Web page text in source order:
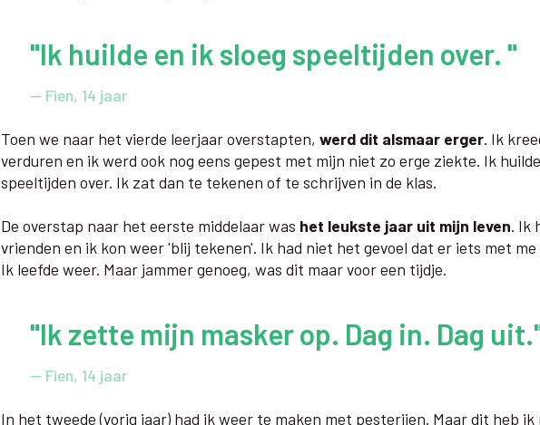
"Ik huilde en ik sloeg speeltijden over. "
— Fien, 14 jaar
Toen we naar het vierde leerjaar overstapten, werd dit alsmaar erger. Ik
verduren en ik werd ook nog eens gepest met mijn niet zo erge ziekte. Ik
speeltijden over. Ik zat dan te tekenen of te schrijven in de klas.
De overstap naar het eerste middelaar was het leukste jaar uit mijn leven. Ik
vrienden en ik kon weer 'blij tekenen'. Ik had niet het gevoel dat er iets met me
Ik leefde weer. Maar jammer genoeg, was dit maar voor een tijdje.
"Ik zette mijn masker op. Dag in. Dag
— Fien, 14 jaar
In het tweede (vorig jaar) had ik weer te maken met pesterijen. Maar dit heb ik